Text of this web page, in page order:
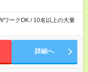
ワークOK / 10名以上の大量
詳細へ